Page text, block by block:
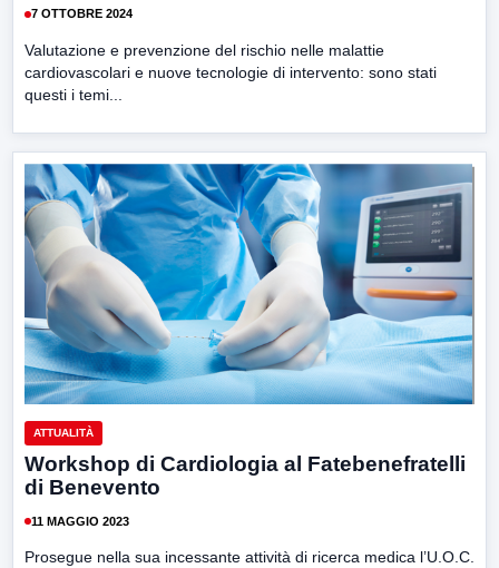
7 OTTOBRE 2024
Valutazione e prevenzione del rischio nelle malattie
cardiovascolari e nuove tecnologie di intervento: sono stati
questi i temi...
ATTUALITÀ
Workshop di Cardiologia al Fatebenefratelli
di Benevento
11 MAGGIO 2023
Prosegue nella sua incessante attività di ricerca medica l’U.O.C.